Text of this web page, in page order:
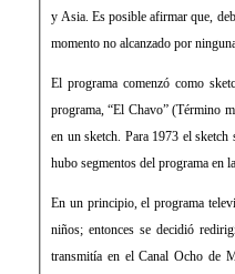
y Asia. Es posible afirmar que,
momento no alcanzado por
El programa comenzó como
programa, “El Chavo” (Término
en un sketch. Para 1973 el sketch
hubo segmentos del programa en
En un principio, el programa
niños; entonces se decidió
transmitía en el Canal Ocho de